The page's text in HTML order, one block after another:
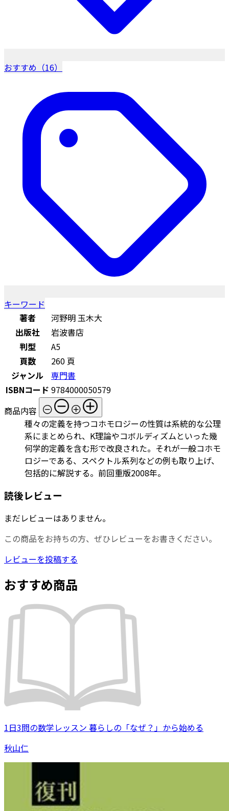
おすすめ（16）
キーワード
著者
河野明 玉木大
出版社
岩波書店
判型
A5
頁数
260 頁
ジャンル
専門書
ISBNコード 9784000050579
商品内容
種々の定義を持つコホモロジーの性質は系統的な公理
系にまとめられ、K理論やコボルディズムといった幾
何学的定義を含む形で改良された。それが一般コホモ
ロジーである、スペクトル系列などの例も取り上げ、
包括的に解説する。前回重版2008年。
読後レビュー
まだレビューはありません。
この商品をお持ちの方、ぜひレビューをお書きください。
レビューを投稿する
おすすめ商品
1日3問の数学レッスン 暮らしの「なぜ？」から始める
秋山仁